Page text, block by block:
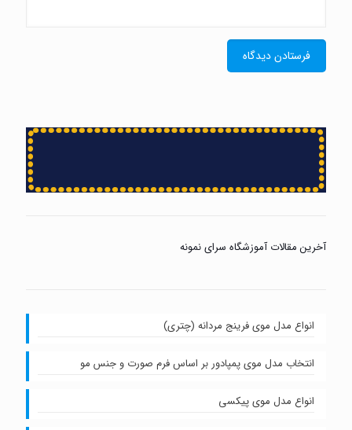
آخرین مقالات آموزشگاه سرای نمونه
انواع مدل موی فرینج مردانه (چتری)
انتخاب مدل موی پمپادور بر اساس فرم صورت و جنس مو
انواع مدل موی پیکسی